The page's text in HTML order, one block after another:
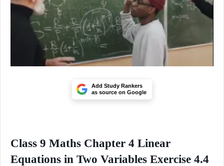
Add Study Rankers
as source on Google
Class 9 Maths Chapter 4 Linear
Equations in Two Variables Exercise 4.4